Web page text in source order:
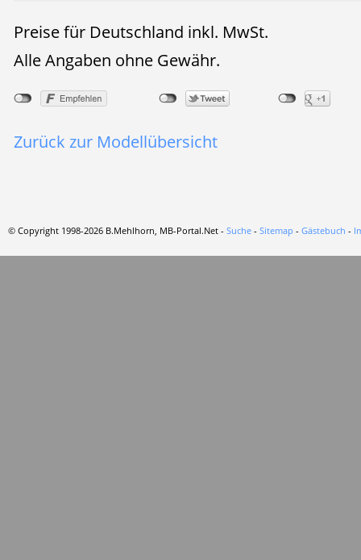
Preise für Deutschland inkl. MwSt.
Alle Angaben ohne Gewähr.
Zurück zur Modellübersicht
© Copyright 1998-2026 B.Mehlhorn, MB-Portal.Net - Suche - Sitemap - Gästebuch -